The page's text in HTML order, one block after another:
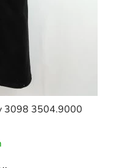
3098 3504.9000